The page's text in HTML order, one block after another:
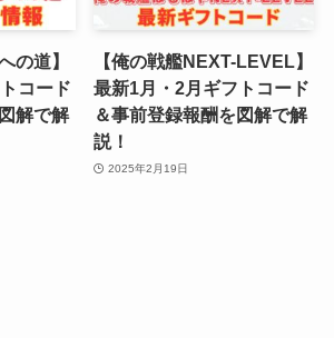
の道】
コード
解で解
【俺の戦艦NEXT-LEVEL】
最新1月・2月ギフトコード
＆事前登録報酬を図解で解
説！
2025年2月19日